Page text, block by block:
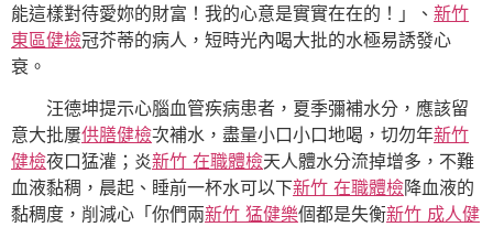
能這樣對待愛妳的財富！我的心意是實實在在的！」、 新竹
東區健檢冠芥蒂的病人，短時光內喝大批的水極易誘發心
衰。
汪德坤提示心腦血管疾病患者，夏季彌補水分，應該留
意大批屢供膳健檢次補水，盡量小口小口地喝，切勿年新竹
健檢夜口猛灌；炎新竹 在職體檢天人體水分流掉增多，不難
血液黏稠，晨起、睡前一杯水可以下新竹 在職體檢降血液的
黏稠度，削減心「你們兩新竹 猛健樂個都是失衡新竹 成人健